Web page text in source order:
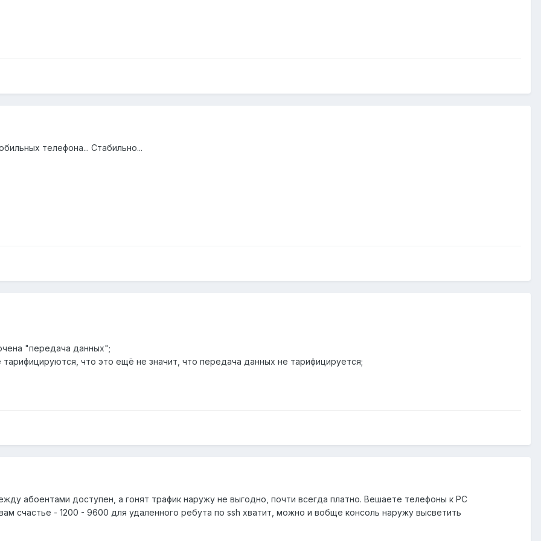
телефона... Стабильно...
"передача данных";
что это ещё не значит, что передача данных не тарифицируется;
абоентами доступен, а гонят трафик наружу не выгодно, почти всегда платно. Вешаете телефоны к PC
счастье - 1200 - 9600 для удаленного ребута по ssh хватит, можно и вобще консоль наружу высветить